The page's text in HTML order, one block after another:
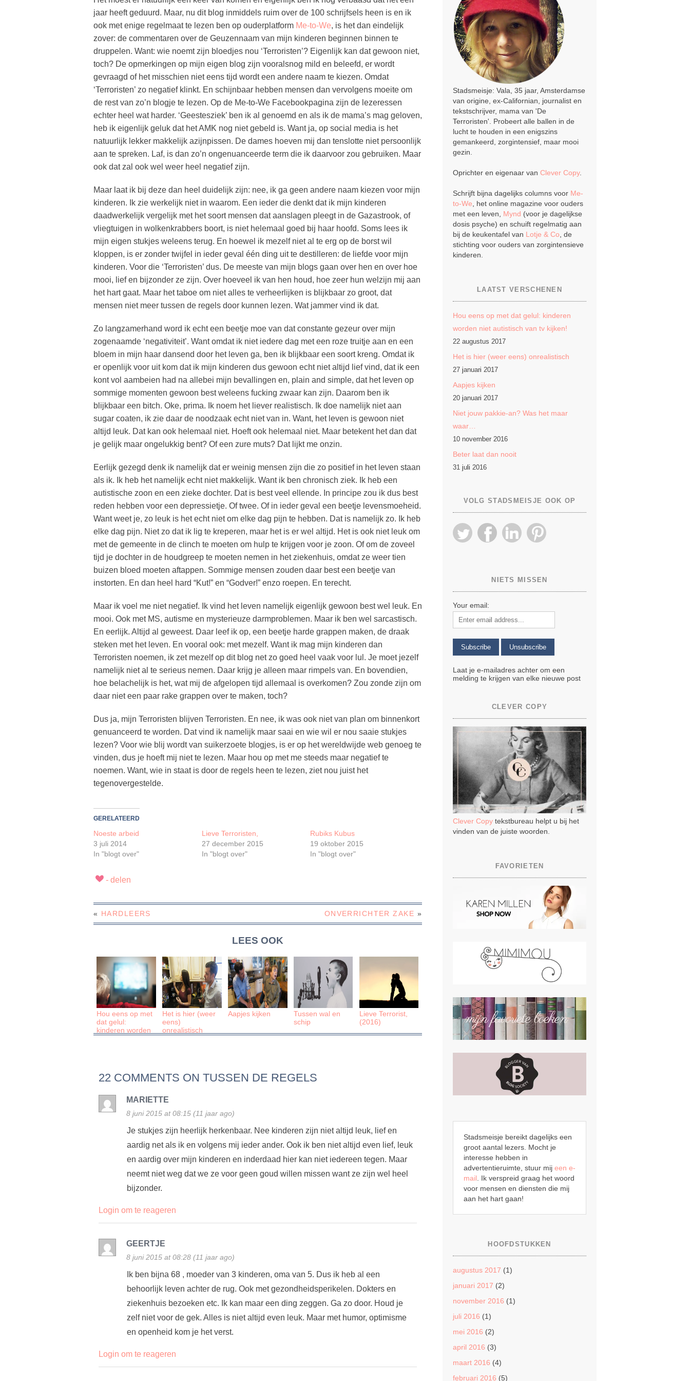
jaar heeft geduurd. Maar, nu dit blog inmiddels ruim over de 100 schrijfsels heen is en ik
ook met enige regelmaat te lezen ben op ouderplatform Me-to-We, is het dan eindelijk
zover: de commentaren over de Geuzennaam van mijn kinderen beginnen binnen te
druppelen. Want: wie noemt zijn bloedjes nou ‘Terroristen’? Eigenlijk kan dat gewoon niet,
toch? De opmerkingen op mijn eigen blog zijn vooralsnog mild en beleefd, er wordt
gevraagd of het misschien niet eens tijd wordt een andere naam te kiezen. Omdat
‘Terroristen’ zo negatief klinkt. En schijnbaar hebben mensen dan vervolgens moeite om
de rest van zo’n blogje te lezen. Op de Me-to-We Facebookpagina zijn de lezeressen
echter heel wat harder. ‘Geestesziek’ ben ik al genoemd en als ik de mama’s mag geloven,
heb ik eigenlijk geluk dat het AMK nog niet gebeld is. Want ja, op social media is het
natuurlijk lekker makkelijk azijnpissen. De dames hoeven mij dan tenslotte niet persoonlijk
aan te spreken. Laf, is dan zo’n ongenuanceerde term die ik daarvoor zou gebruiken. Maar
ook dat zal ook wel weer heel negatief zijn.
Maar laat ik bij deze dan heel duidelijk zijn: nee, ik ga geen andere naam kiezen voor mijn
kinderen. Ik zie werkelijk niet in waarom. Een ieder die denkt dat ik mijn kinderen
daadwerkelijk vergelijk met het soort mensen dat aanslagen pleegt in de Gazastrook, of
vliegtuigen in wolkenkrabbers boort, is niet helemaal goed bij haar hoofd. Soms lees ik
mijn eigen stukjes weleens terug. En hoewel ik mezelf niet al te erg op de borst wil
kloppen, is er zonder twijfel in ieder geval één ding uit te destilleren: de liefde voor mijn
kinderen. Voor die ‘Terroristen’ dus. De meeste van mijn blogs gaan over hen en over hoe
mooi, lief en bijzonder ze zijn. Over hoeveel ik van hen houd, hoe zeer hun welzijn mij aan
het hart gaat. Maar het taboe om niet alles te verheerlijken is blijkbaar zo groot, dat
mensen niet meer tussen de regels door kunnen lezen. Wat jammer vind ik dat.
Zo langzamerhand word ik echt een beetje moe van dat constante gezeur over mijn
zogenaamde ‘negativiteit’. Want omdat ik niet iedere dag met een roze truitje aan en een
bloem in mijn haar dansend door het leven ga, ben ik blijkbaar een soort kreng. Omdat ik
er openlijk voor uit kom dat ik mijn kinderen dus gewoon echt niet altijd lief vind, dat ik een
kont vol aambeien had na allebei mijn bevallingen en, plain and simple, dat het leven op
sommige momenten gewoon best weleens fucking zwaar kan zijn. Daarom ben ik
blijkbaar een bitch. Oke, prima. Ik noem het liever realistisch. Ik doe namelijk niet aan
sugar coaten, ik zie daar de noodzaak echt niet van in. Want, het leven is gewoon niet
altijd leuk. Dat kan ook helemaal niet. Hoeft ook helemaal niet. Maar betekent het dan dat
je gelijk maar ongelukkig bent? Of een zure muts? Dat lijkt me onzin.
Eerlijk gezegd denk ik namelijk dat er weinig mensen zijn die zo positief in het leven staan
als ik. Ik heb het namelijk echt niet makkelijk. Want ik ben chronisch ziek. Ik heb een
autistische zoon en een zieke dochter. Dat is best veel ellende. In principe zou ik dus best
reden hebben voor een depressietje. Of twee. Of in ieder geval een beetje levensmoeheid.
Want weet je, zo leuk is het echt niet om elke dag pijn te hebben. Dat is namelijk zo. Ik heb
elke dag pijn. Niet zo dat ik lig te kreperen, maar het is er wel altijd. Het is ook niet leuk om
met de gemeente in de clinch te moeten om hulp te krijgen voor je zoon. Of om de zoveel
tijd je dochter in de houdgreep te moeten nemen in het ziekenhuis, omdat ze weer tien
buizen bloed moeten aftappen. Sommige mensen zouden daar best een beetje van
instorten. En dan heel hard “Kut!” en “Godver!” enzo roepen. En terecht.
Maar ik voel me niet negatief. Ik vind het leven namelijk eigenlijk gewoon best wel leuk. En
mooi. Ook met MS, autisme en mysterieuze darmproblemen. Maar ik ben wel sarcastisch.
En eerlijk. Altijd al geweest. Daar leef ik op, een beetje harde grappen maken, de draak
steken met het leven. En vooral ook: met mezelf. Want ik mag mijn kinderen dan
Terroristen noemen, ik zet mezelf op dit blog net zo goed heel vaak voor lul. Je moet jezelf
namelijk niet al te serieus nemen. Daar krijg je alleen maar rimpels van. En bovendien,
hoe belachelijk is het, wat mij de afgelopen tijd allemaal is overkomen? Zou zonde zijn om
daar niet een paar rake grappen over te maken, toch?
Dus ja, mijn Terroristen blijven Terroristen. En nee, ik was ook niet van plan om binnenkort
genuanceerd te worden. Dat vind ik namelijk maar saai en wie wil er nou saaie stukjes
lezen? Voor wie blij wordt van suikerzoete blogjes, is er op het wereldwijde web genoeg te
vinden, dus je hoeft mij niet te lezen. Maar hou op met me steeds maar negatief te
noemen. Want, wie in staat is door de regels heen te lezen, ziet nou juist het
tegenovergestelde.
GERELATEERD
Noeste arbeid
3 juli 2014
In "blogt over"
Lieve Terroristen,
27 december 2015
In "blogt over"
Rubiks Kubus
19 oktober 2015
In "blogt over"
« HARDLEERS ONVERRICHTER ZAKE »
LEES OOK
Hou eens op met
dat gelul:
kinderen worden
Het is hier (weer
eens)
onrealistisch
Aapjes kijken
Tussen wal en
schip
Lieve Terrorist,
(2016)
22 COMMENTS ON TUSSEN DE REGELS
MARIETTE
8 juni 2015 at 08:15 (11 jaar ago)
Je stukjes zijn heerlijk herkenbaar. Nee kinderen zijn niet altijd leuk, lief en
aardig net als ik en volgens mij ieder ander. Ook ik ben niet altijd even lief, leuk
en aardig over mijn kinderen en inderdaad hier kan niet iedereen tegen. Maar
neemt niet weg dat we ze voor geen goud willen missen want ze zijn wel heel
bijzonder.
Login om te reageren
GEERTJE
8 juni 2015 at 08:28 (11 jaar ago)
Ik ben bijna 68 , moeder van 3 kinderen, oma van 5. Dus ik heb al een
behoorlijk leven achter de rug. Ook met gezondheidsperikelen. Dokters en
ziekenhuis bezoeken etc. Ik kan maar een ding zeggen. Ga zo door. Houd je
zelf niet voor de gek. Alles is niet altijd even leuk. Maar met humor, optimisme
en openheid kom je het verst.
Login om te reageren
Stadsmeisje: Vala, 35 jaar, Amsterdamse
van origine, ex-Californian, journalist en
tekstschrijver, mama van 'De
Terroristen'. Probeert alle ballen in de
lucht te houden in een enigszins
gemankeerd, zorgintensief, maar mooi
gezin.
Oprichter en eigenaar van Clever Copy.
Schrijft bijna dagelijks columns voor Me-
to-We , het online magazine voor ouders
met een leven, Mynd (voor je dagelijkse
dosis psyche) en schuift regelmatig aan
bij de keukentafel van Lotje & Co , de
stichting voor ouders van zorgintensieve
kinderen.
LAATST VERSCHENEN
Hou eens op met dat gelul: kinderen
worden niet autistisch van tv kijken!
22 augustus 2017
Het is hier (weer eens) onrealistisch
27 januari 2017
Aapjes kijken
20 januari 2017
Niet jouw pakkie-an? Was het maar
waar…
10 november 2016
Beter laat dan nooit
31 juli 2016
VOLG STADSMEISJE OOK OP
NIETS MISSEN
Your email:
Laat je e-mailadres achter om een
melding te krijgen van elke nieuwe post
CLEVER COPY
Clever Copy tekstbureau helpt u bij het
vinden van de juiste woorden.
FAVORIETEN
Stadsmeisje bereikt dagelijks een
groot aantal lezers. Mocht je
interesse hebben in
advertentieruimte, stuur mij een e-
mail. Ik verspreid graag het woord
voor mensen en diensten die mij
aan het hart gaan!
HOOFDSTUKKEN
augustus 2017 (1)
januari 2017 (2)
november 2016 (1)
juli 2016 (1)
mei 2016 (2)
april 2016 (3)
maart 2016 (4)
februari 2016 (5)